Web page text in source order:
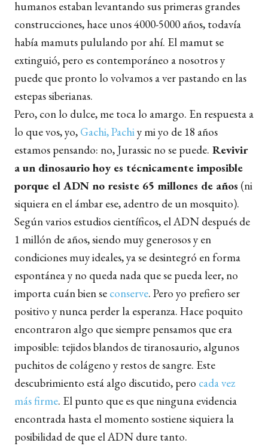
humanos estaban levantando sus primeras grandes
construcciones, hace unos 4000-5000 años, todavía
había mamuts pululando por ahí. El mamut se
extinguió, pero es contemporáneo a nosotros y
puede que pronto lo volvamos a ver pastando en las
estepas siberianas.
Pero, con lo dulce, me toca lo amargo. En respuesta a
lo que vos, yo, Gachi, Pachiy mi yo de 18 años
estamos pensando: no, Jurassic no se puede. Revivir
a un dinosaurio hoy es técnicamente imposible
porque el ADN no resiste 65 millones de años (ni
siquiera en el ámbar ese, adentro de un mosquito).
Según varios estudios científicos, el ADN después de
1 millón de años, siendo muy generosos y en
condiciones muy ideales, ya se desintegró en forma
espontánea y no queda nada que se pueda leer, no
importa cuán bien se conserve. Pero yo prefiero ser
positivo y nunca perder la esperanza. Hace poquito
encontraron algo que siempre pensamos que era
imposible: tejidos blandos de tiranosaurio, algunos
puchitos de colágeno y restos de sangre. Este
descubrimiento está algo discutido, pero cada vez
más firme. El punto que es que ninguna evidencia
encontrada hasta el momento sostiene siquiera la
posibilidad de que el ADN dure tanto.